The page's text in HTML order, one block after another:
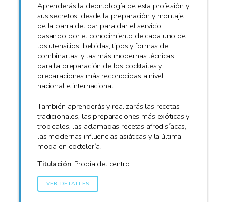
Aprenderás la deontología de esta profesión y
sus secretos, desde la preparación y montaje
de la barra del bar para dar el servicio,
pasando por el conocimiento de cada uno de
los utensilios, bebidas, tipos y formas de
combinarlas, y las más modernas técnicas
para la preparación de los cocktailes y
preparaciones más reconocidas a nivel
nacional e internacional.
También aprenderás y realizarás las recetas
tradicionales, las preparaciones más exóticas y
tropicales, las aclamadas recetas afrodisíacas,
las modernas influencias asiáticas y la última
moda en coctelería.
Titulación: Propia del centro
VER DETALLES